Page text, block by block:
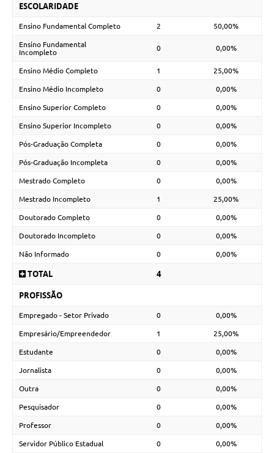
ESCOLARIDADE
Ensino Fundamental Completo 2 50,00%
Ensino Fundamental
Incompleto
0 0,00%
Ensino Médio Completo 1 25,00%
Ensino Médio Incompleto 0 0,00%
Ensino Superior Completo 0 0,00%
Ensino Superior Incompleto 0 0,00%
Pós-Graduação Completa 0 0,00%
Pós-Graduação Incompleta 0 0,00%
Mestrado Completo 0 0,00%
Mestrado Incompleto 1 25,00%
Doutorado Completo 0 0,00%
Doutorado Incompleto 0 0,00%
Não Informado 0 0,00%
TOTAL
4
PROFISSÃO
Empregado - Setor Privado 0 0,00%
Empresário/Empreendedor 1 25,00%
Estudante 0 0,00%
Jornalista 0 0,00%
Outra 0 0,00%
Pesquisador 0 0,00%
Professor 0 0,00%
Servidor Público Estadual 0 0,00%